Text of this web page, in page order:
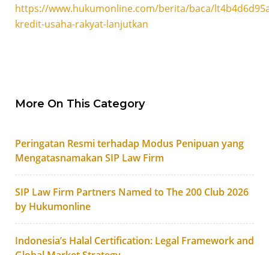
https://www.hukumonline.com/berita/baca/
kredit-usaha-rakyat-lanjutkan
More On This Category
Peringatan Resmi terhadap Modus Penipuan yang
Mengatasnamakan SIP Law Firm
SIP Law Firm Partners Named to The 200 Club 2026
by Hukumonline
Indonesia’s Halal Certification: Legal Framework and